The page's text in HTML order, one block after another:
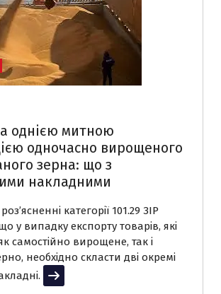
однією митною
одночасно вирощеного
зерна: що з
накладними
категорії 101.29 ЗІР
у випадку експорту товарів, які
самостійно вирощене, так і
необхідно скласти дві окремі
Читати далі